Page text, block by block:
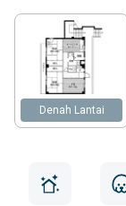
Denah Lantai